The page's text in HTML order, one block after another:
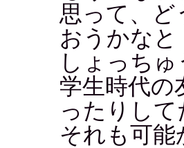
思って、
おうかなと
しょっち
学生時代の
ったりして
それも可